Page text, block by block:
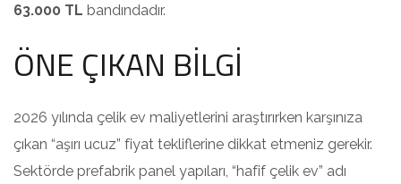
63.000 TL bandındadır.
ÖNE ÇIKAN BİLGİ
2026 yılında çelik ev maliyetlerini araştırırken karşınıza
çıkan “aşırı ucuz” fiyat tekliflerine dikkat etmeniz gerekir.
Sektörde prefabrik panel yapıları, “hafif çelik ev” adı